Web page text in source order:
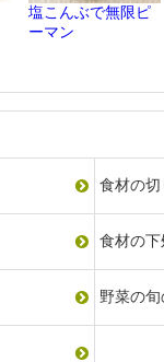
塩こんぶで無限ピ
ーマン
食材の切
食材の下
野菜の